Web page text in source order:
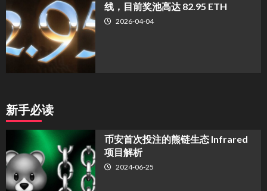
线，目前奖池高达 82.95 ETH
2026-04-04
新手必读
币安首次投注的熊链生态 Infrared
项目解析
2024-06-25